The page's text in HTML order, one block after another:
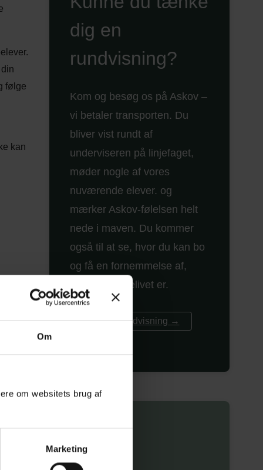
Om
om websitets brug af
Marketing
følge
kan
dig en
rundvisning?
Kom og besøg os på Askov –
vi betaler transporten. Du
bliver vist rundt af
underviseren på linjefaget,
møder nogle af vores
nuværende elever. og
mærker Askov-følelsen helt
nede i maven. Du kommer
også til at se, hvor du kan bo
og få en fornemmelse af,
hvad højskolelivet er.
Book en rundvisning →